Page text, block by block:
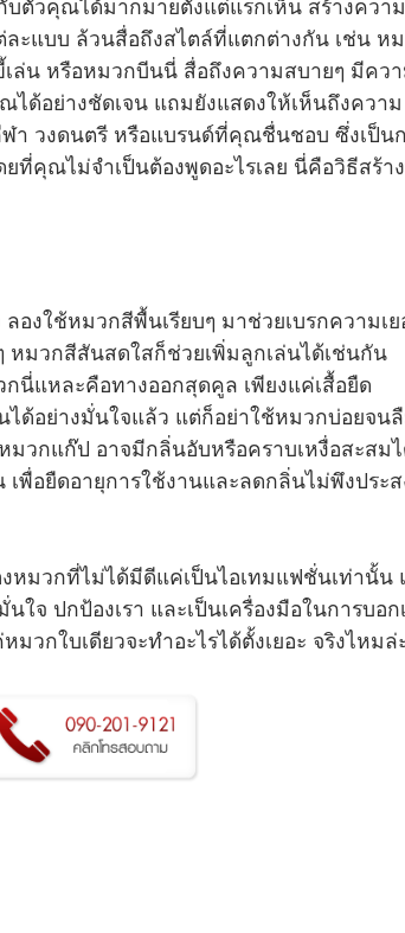
บตัวคุณได้มากมายตั้งแต่แรกเห็น สร้างความ
ะแบบ ล้วนสื่อถึงสไตล์ที่แตกต่างกัน เช่น ห
ล่น หรือหมวกบีนนี่ สื่อถึงความสบายๆ มีคว
ได้อย่างชัดเจน แถมยังแสดงให้เห็นถึงความ
า วงดนตรี หรือแบรนด์ที่คุณชื่นชอบ ซึ่งเป็น
คุณไม่จำเป็นต้องพูดอะไรเลย นี่คือวิธีสร้า
องใช้หมวกสีพื้นเรียบๆ มาช่วยเบรกความเย
หมวกสีสันสดใสก็ช่วยเพิ่มลูกเล่นได้เช่นกัน
นี่แหละคือทางออกสุดคูล เพียงแค่เสื้อยืด
ได้อย่างมั่นใจแล้ว แต่ก็อย่าใช้หมวกบ่อยจน
มวกแก๊ป อาจมีกลิ่นอับหรือคราบเหงื่อสะสม
พื่อยืดอายุการใช้งานและลดกลิ่นไม่พึงประ
หมวกที่ไม่ได้มีดีแค่เป็นไอเทมแฟชั่นเท่านั้น
จ ปกป้องเรา และเป็นเครื่องมือในการบอก
มวกใบเดียวจะทำอะไรได้ตั้งเยอะ จริงไหมล่